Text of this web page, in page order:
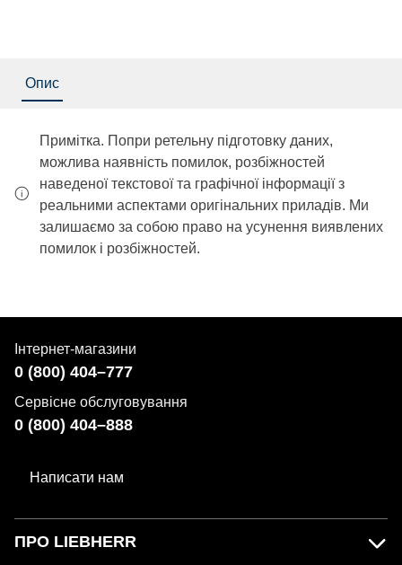
Опис
Примітка. Попри ретельну підготовку даних,
можлива наявність помилок, розбіжностей
наведеної текстової та графічної інформації з
реальними аспектами оригінальних приладів. Ми
залишаємо за собою право на усунення виявлених
помилок і розбіжностей.
Інтернет-магазини
0 (800) 404–777
Сервісне обслуговування
0 (800) 404–888
Написати нам
ПРО LIEBHERR